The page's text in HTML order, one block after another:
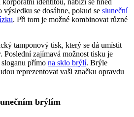
se dosáhne, pokud se sluneční
. Při tom je možné kombinovat různé
tamponový tisk, který se dá umístit
Poslední zajímavá možnost tisku je
přímo na sklo brýlí. Brýle
reprezentovat vaši značku opravdu
brýlím